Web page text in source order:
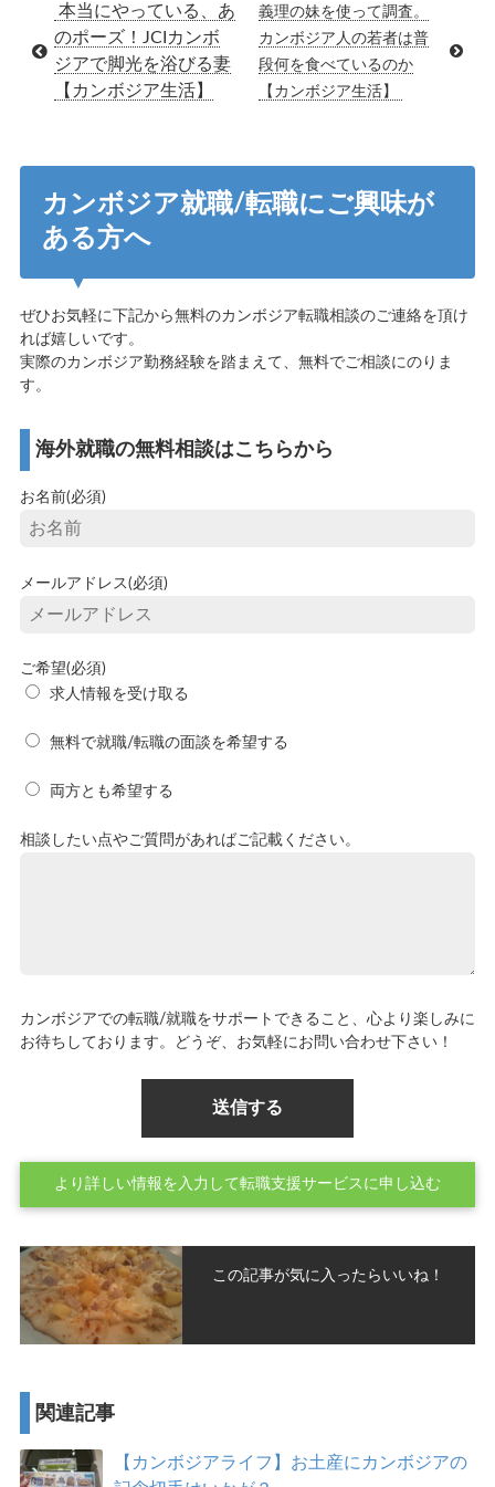
本当にやっている、あ
のポーズ！JCIカンボ
ジアで脚光を浴びる妻
【カンボジア生活】
義理の妹を使って調査。
カンボジア人の若者は普
段何を食べているのか
【カンボジア生活】
カンボジア就職/転職にご興味が
ある方へ
ぜひお気軽に下記から無料のカンボジア転職相談のご連絡を頂け
れば嬉しいです。
実際のカンボジア勤務経験を踏まえて、無料でご相談にのりま
す。
海外就職の無料相談はこちらから
お名前(必須)
メールアドレス(必須)
ご希望(必須)
求人情報を受け取る
無料で就職/転職の面談を希望する
両方とも希望する
相談したい点やご質問があればご記載ください。
カンボジアでの転職/就職をサポートできること、心より楽しみに
お待ちしております。どうぞ、お気軽にお問い合わせ下さい！
より詳しい情報を入力して転職支援サービスに申し込む
この記事が気に入ったらいいね！
関連記事
【カンボジアライフ】お土産にカンボジアの